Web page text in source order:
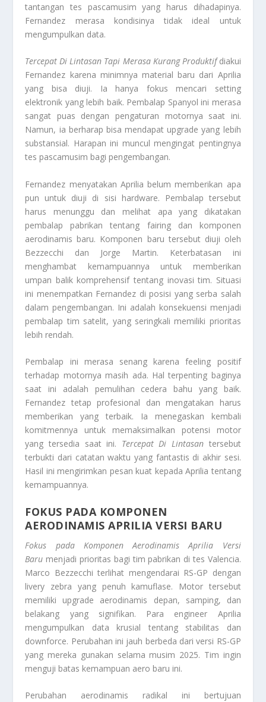
tantangan tes pascamusim yang harus dihadapinya.
Fernandez merasa kondisinya tidak ideal untuk
mengumpulkan data.
Tercepat Di Lintasan Tapi Merasa Kurang Produktifdiakui
Fernandez karena minimnya material baru dari Aprilia
yang bisa diuji. Ia hanya fokus mencari setting
elektronik yang lebih baik. Pembalap Spanyol ini merasa
sangat puas dengan pengaturan motornya saat ini.
Namun, ia berharap bisa mendapat upgrade yang lebih
substansial. Harapan ini muncul mengingat pentingnya
tes pascamusim bagi pengembangan.
Fernandez menyatakan Aprilia belum memberikan apa
pun untuk diuji di sisi hardware. Pembalap tersebut
harus menunggu dan melihat apa yang dikatakan
pembalap pabrikan tentang fairingdan komponen
aerodinamis baru. Komponen baru tersebut diuji oleh
Bezzecchi dan Jorge Martin. Keterbatasan ini
menghambat kemampuannya untuk memberikan
umpan balik komprehensif tentang inovasi tim. Situasi
ini menempatkan Fernandez di posisi yang serba salah
dalam pengembangan. Ini adalah konsekuensi menjadi
pembalap tim satelit, yang seringkali memiliki prioritas
lebih rendah.
Pembalap ini merasa senang karenafeeling positif
terhadap motornya masih ada. Hal terpenting baginya
saat ini adalah pemulihan cedera bahu yang baik.
Fernandez tetap profesional dan mengatakan harus
memberikan yang terbaik. Ia menegaskan kembali
komitmennya untuk memaksimalkan potensi motor
yang tersedia saat ini. Tercepat Di Lintasan tersebut
terbukti dari catatan waktu yang fantastis di akhir sesi.
Hasil ini mengirimkan pesan kuat kepada Aprilia tentang
kemampuannya.
FOKUS PADA KOMPONEN
AERODINAMIS APRILIA VERSI BARU
Fokus pada Komponen Aerodinamis Aprilia Versi
Baru menjadi prioritas bagi tim pabrikan di tes Valencia.
Marco Bezzecchi terlihat mengendarai RS-GP dengan
livery zebra yang penuh kamuflase. Motor tersebut
memiliki upgrade aerodinamis depan, samping, dan
belakang yang signifikan. Para engineer Aprilia
mengumpulkan data krusial tentang stabilitas dan
downforce. Perubahan ini jauh berbeda dari versi RS-GP
yang mereka gunakan selama musim 2025. Tim ingin
menguji batas kemampuan aero baru ini.
Perubahan aerodinamis radikal ini bertujuan